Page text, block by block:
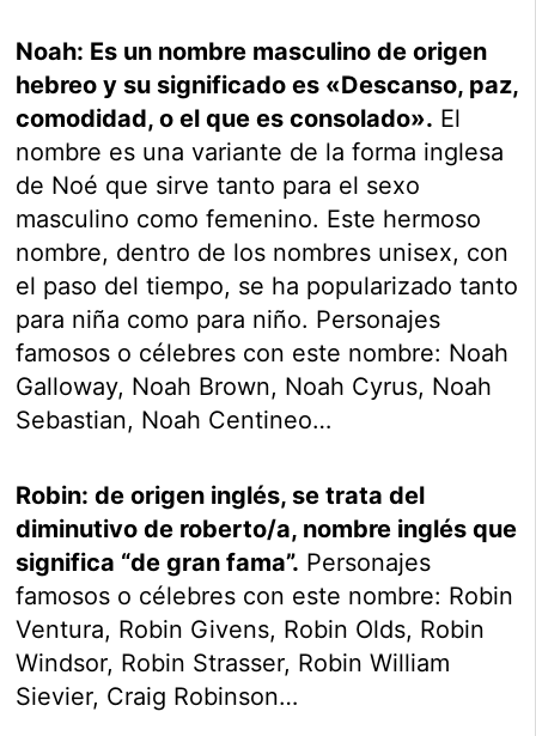
Noah: Es un nombre masculino de origen
hebreo y su significado es «Descanso, paz,
comodidad, o el que es consolado». El
nombre es una variante de la forma inglesa
de Noé que sirve tanto para el sexo
masculino como femenino. Este hermoso
nombre, dentro de los nombres unisex, con
el paso del tiempo, se ha popularizado tanto
para niña como para niño. Personajes
famosos o célebres con este nombre: Noah
Galloway, Noah Brown, Noah Cyrus, Noah
Sebastian, Noah Centineo…
Robin: de origen inglés, se trata del
diminutivo de roberto/a, nombre inglés que
significa “de gran fama”. Personajes
famosos o célebres con este nombre: Robin
Ventura, Robin Givens, Robin Olds, Robin
Windsor, Robin Strasser, Robin William
Sievier, Craig Robinson…